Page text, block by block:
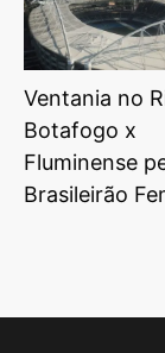
Ventania no
Botafogo x
Fluminense
Brasileirão